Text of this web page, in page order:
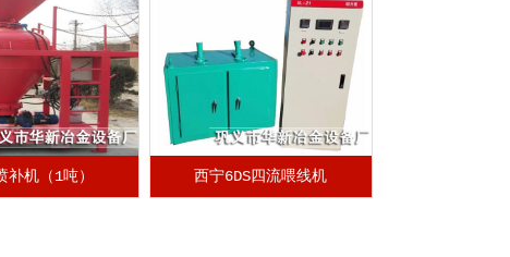
补机（1吨） 西宁6DS四流喂线机